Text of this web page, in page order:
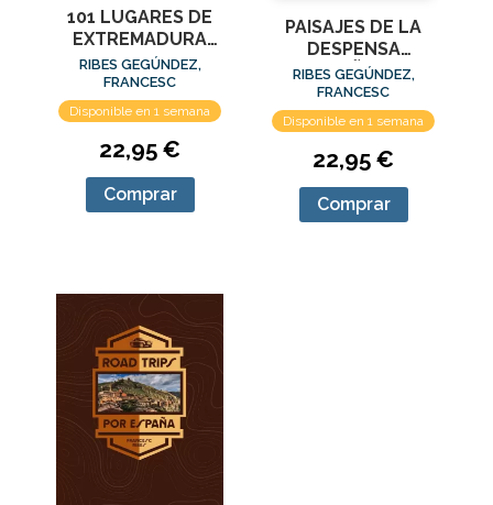
101 LUGARES DE
EXTREMADURA
SORPRENDENTES
RIBES GEGÚNDEZ,
FRANCESC
Disponible en 1 semana
22,95 €
Comprar
PAISAJES DE LA
DESPENSA
ESPAÑOLA
RIBES GEGÚNDEZ,
FRANCESC
Disponible en 1 semana
22,95 €
Comprar